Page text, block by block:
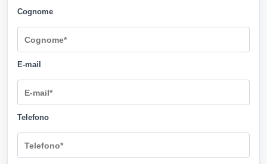
Cognome
E-mail
Telefono